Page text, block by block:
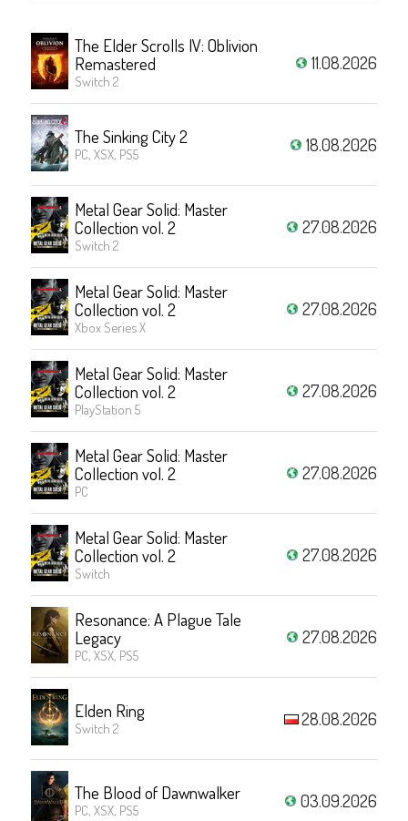
The Elder Scrolls IV: Oblivion
Remastered
Switch 2
11.08.2026
The Sinking City 2
PC, XSX, PS5 18.08.2026
Metal Gear Solid: Master
Collection vol. 2
Switch 2
27.08.2026
Metal Gear Solid: Master
Collection vol. 2
Xbox Series X
27.08.2026
Metal Gear Solid: Master
Collection vol. 2
PlayStation 5
27.08.2026
Metal Gear Solid: Master
Collection vol. 2
PC
27.08.2026
Metal Gear Solid: Master
Collection vol. 2
Switch
27.08.2026
Resonance: A Plague Tale
Legacy
PC, XSX, PS5
27.08.2026
Elden Ring
Switch 2 28.08.2026
The Blood of Dawnwalker
PC, XSX, PS5 03.09.2026